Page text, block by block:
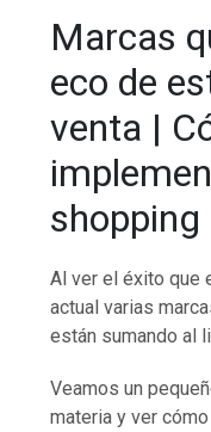
Marcas
eco de
venta |
shopping
Al ver el éxito que
actual varias
están sumando al
Veamos un
materia y ver